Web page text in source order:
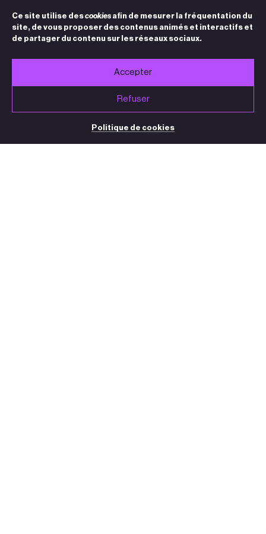
Ce site utilise descookies afin de mesurer la fréquentation du
site, de vous proposer des contenus animés et interactifs et
de partager du contenu sur les réseaux sociaux.
Accepter
Refuser
Politique de cookies